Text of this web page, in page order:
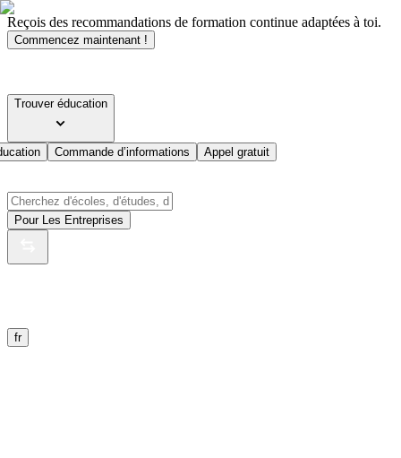
Reçois des recommandations de formation continue adaptées à toi.
Commencez maintenant !
Trouver éducation
Commande d’informations Appel gratuit
Pour Les Entreprises
fr